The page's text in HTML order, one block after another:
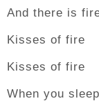
And there is
Kisses of fire
Kisses of fire
When you